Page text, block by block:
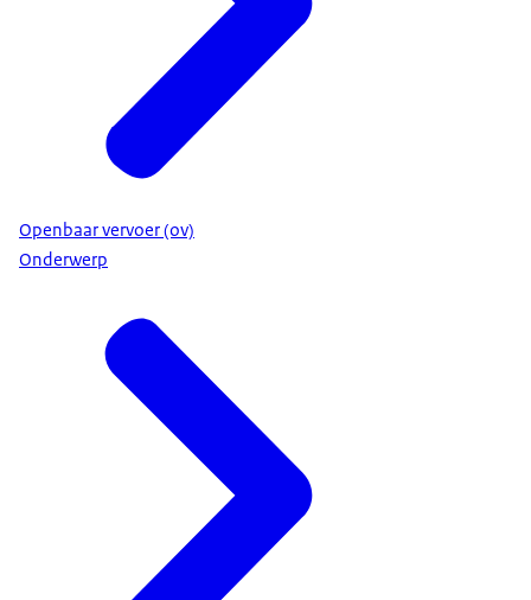
Openbaar vervoer (ov)
Onderwerp